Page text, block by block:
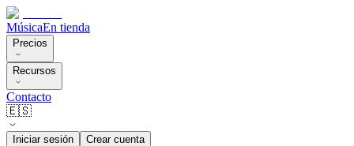
MúsicaEn tienda
Precios
Recursos
Contacto
🇪🇸
Iniciar sesión Crear cuenta